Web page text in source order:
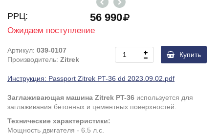
РРЦ: 56 990
Ожидаем поступление
Артикул: 039-0107
Производитель: Zitrek
Купить
Инструкция: Passport Zitrek PT-36 dd 2023.09.02.pdf
Заглаживающая машина Zitrek PT-36 используется для
заглаживания бетонных и цементных поверхностей.
Технические характеристики:
Мощность двигателя - 6.5 л.с.